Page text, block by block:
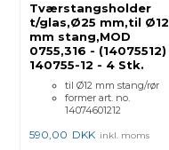
Tværstangsholder
t/glas,Ø25 mm,til Ø12
mm stang,MOD
0755,316 - (14075512)
140755-12 - 4 Stk.
til Ø12 mm stang/rør
former art. no.
14074601212
590,00 DKK inkl. moms